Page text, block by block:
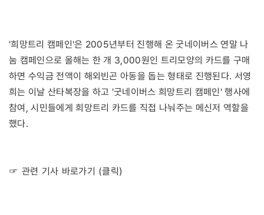
'희망트리 캠페인'은 2005년부터 진행해 온 굿네이버스 연말 나
눔 캠페인으로 올해는 한 개 3,000원인 트리모양의 카드를 구매
하면 수익금 전액이 해외빈곤 아동을 돕는 형태로 진행된다. 서영
희는 이날 산타복장을 하고 '굿네이버스 희망트리 캠페인' 행사에
참여, 시민들에게 희망트리 카드를 직접 나눠주는 메신저 역할을
했다.
☞ 관련 기사 바로가기 (클릭)